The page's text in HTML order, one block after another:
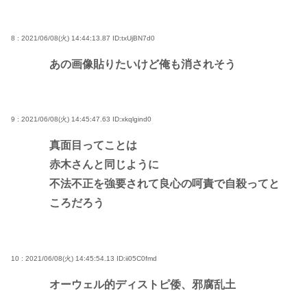
8 : 2021/06/08(火) 14:44:13.87 ID:txUjBN7d0
あの画像貼りたいけど俺も消されそう
9 : 2021/06/08(火) 14:45:47.63 ID:xkqlgind0
真面目ってことは
赤木さんと同じように
不法不正を強要されて良心の呵責で自殺ってと
ころだろう
10 : 2021/06/08(火) 14:45:54.13 ID:ii05C0fmd
オーウェル的ディストピ倭、邪腐乱土